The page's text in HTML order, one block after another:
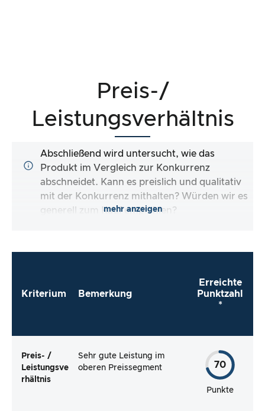
Preis-/
Leistungsverhältnis
Abschließend wird untersucht, wie das
Produkt im Vergleich zur Konkurrenz
abschneidet. Kann es preislich und qualitativ
mit der Konkurrenz mithalten? Würden wir es
generell zum Kauf empfehlen?
mehr anzeigen
Kriterium Bemerkung
Erreichte
Punktzahl
*
Preis- /
Leistungsve
rhältnis
Sehr gute Leistung im
oberen Preissegment
70
Punkte